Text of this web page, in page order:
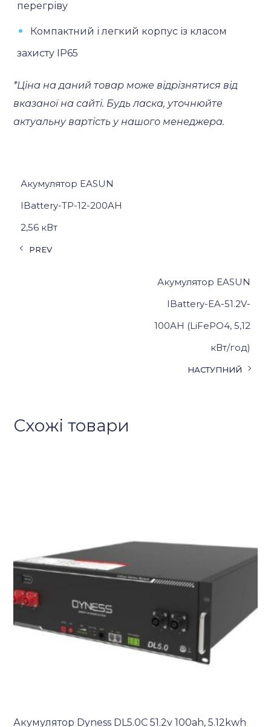
перегріву
Компактний і легкий корпус із класом
захисту IP65
*Ціна на даний товар може відрізнятися від
вказаної на сайті. Будь ласка, уточнюйте
актуальну вартість у нашого менеджера.
Акумулятор EASUN
IBattery-TP-12-200AH
2,56 кВт
PREV
Акумулятор EASUN
IBattery-EA-51.2V-
100AH (LiFePO4, 5,12
кВт/год)
НАСТУПНИЙ
Схожі товари
Акумулятор Dyness DL5.0C 51.2v 100ah, 5.12kwh